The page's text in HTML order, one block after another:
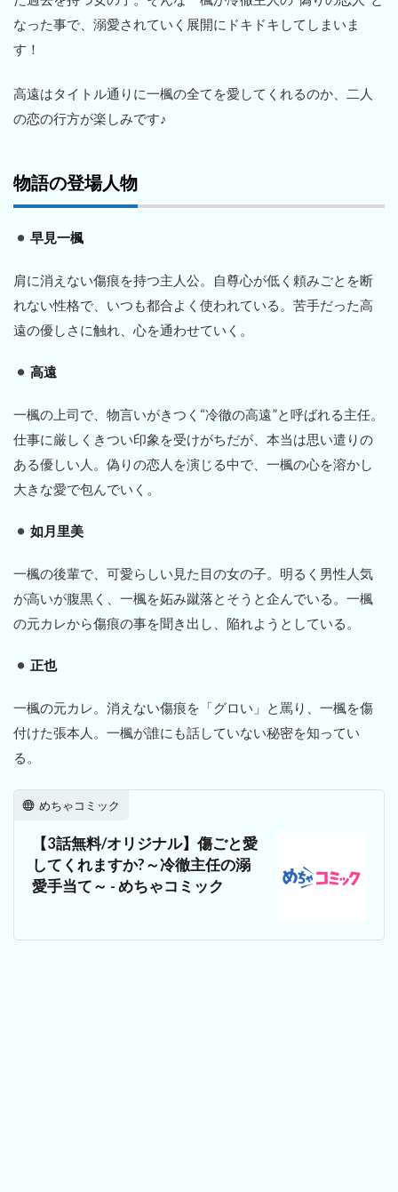
なった事で、溺愛されていく展開にドキドキしてしまいま
す！
高遠はタイトル通りに一楓の全てを愛してくれるのか、二人
の恋の行方が楽しみです♪
物語の登場人物
早見一楓
肩に消えない傷痕を持つ主人公。自尊心が低く頼みごとを断
れない性格で、いつも都合よく使われている。苦手だった高
遠の優しさに触れ、心を通わせていく。
高遠
一楓の上司で、物言いがきつく“冷徹の高遠”と呼ばれる主任。
仕事に厳しくきつい印象を受けがちだが、本当は思い遣りの
ある優しい人。偽りの恋人を演じる中で、一楓の心を溶かし
大きな愛で包んでいく。
如月里美
一楓の後輩で、可愛らしい見た目の女の子。明るく男性人気
が高いが腹黒く、一楓を妬み蹴落とそうと企んでいる。一楓
の元カレから傷痕の事を聞き出し、陥れようとしている。
正也
一楓の元カレ。消えない傷痕を「グロい」と罵り、一楓を傷
付けた張本人。一楓が誰にも話していない秘密を知ってい
る。
めちゃコミック
【3話無料/オリジナル】傷ごと愛
してくれますか?～冷徹主任の溺
愛手当て～ - めちゃコミック